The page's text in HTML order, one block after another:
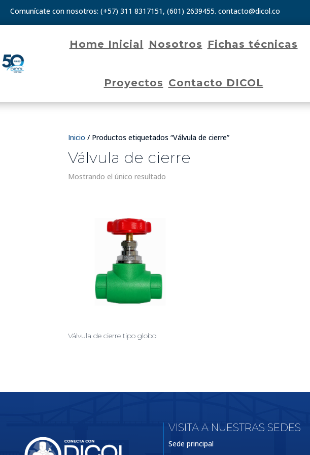
Comunícate con nosotros: (+57) 311 8317151, (601) 2639455. contacto@dicol.co
Home Inicial Nosotros Fichas técnicas
Proyectos Contacto DICOL
Inicio / Productos etiquetados “Válvula de cierre”
Válvula de cierre
Mostrando el único resultado
Válvula de cierre tipo globo
VISITA A NUESTRAS SEDES
Sede principal